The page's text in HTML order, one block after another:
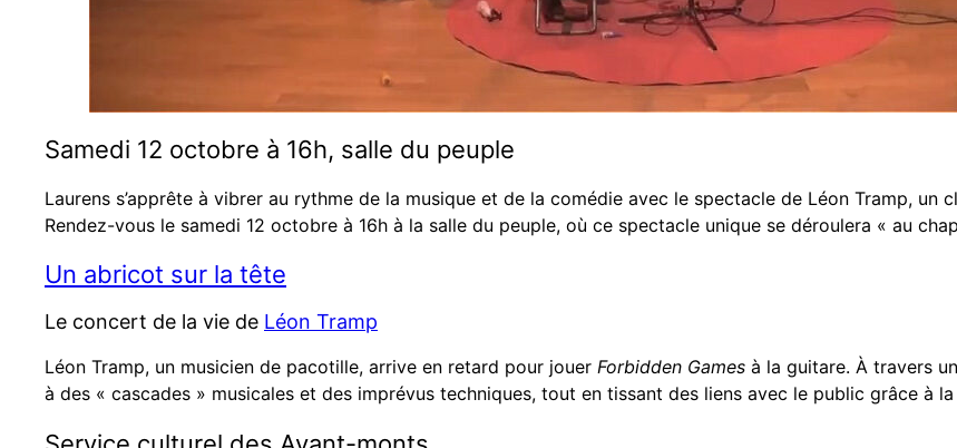
Samedi 12 octobre à 16h, salle du peuple
Laurens s’apprête à vibrer au rythme de la musique et de la comédie avec le spectacle de Léon Tramp,
Rendez-vous le samedi 12 octobre à 16h à la salle du peuple, où ce spectacle unique se déroulera « au
Un abricot sur la tête
Le concert de la vie de Léon Tramp
Léon Tramp, un musicien de pacotille, arrive en retard pour jouer Forbidden Games à la guitare. À travers
à des « cascades » musicales et des imprévus techniques, tout en tissant des liens avec le public grâce à